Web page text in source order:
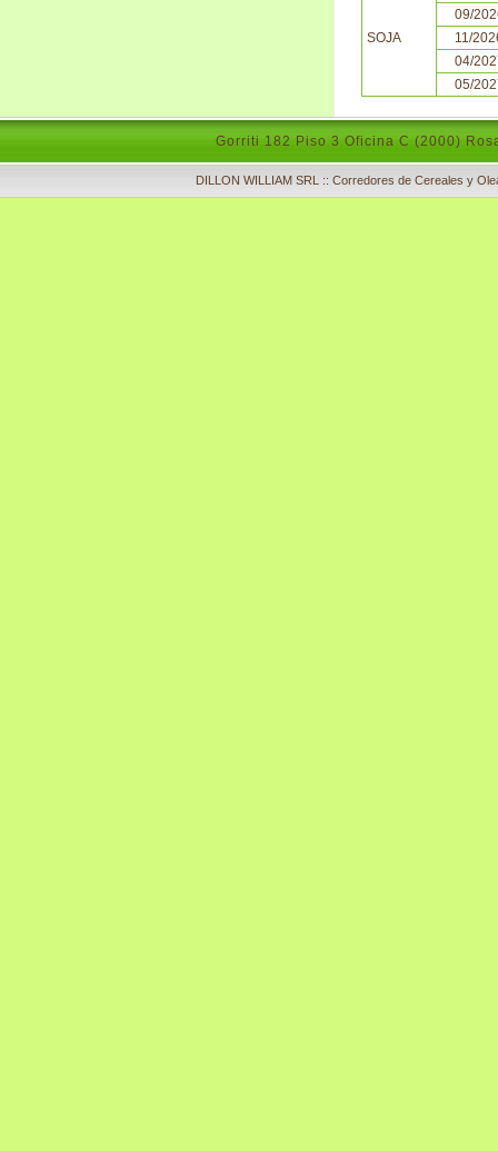
SOJA
09/
11/
04/
05/
Gorriti 182 Piso 3 Oficina C (2000)
DILLON WILLIAM SRL :: Corredores de Cereales y